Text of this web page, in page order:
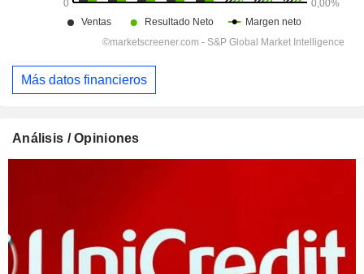
Más datos financieros
Análisis / Opiniones